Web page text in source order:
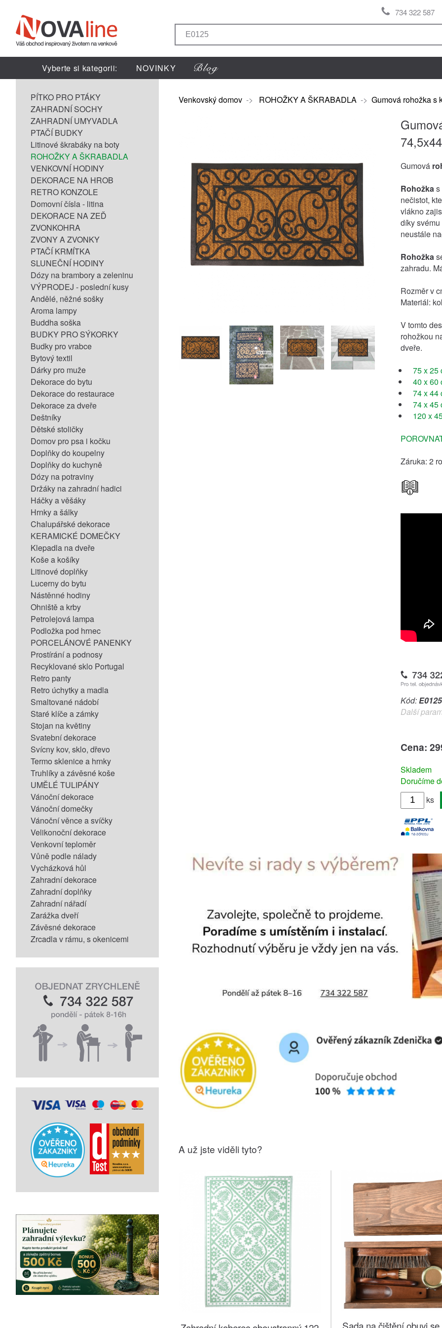
734 322 587
Vyberte si kategorii: NOVINKY
PÍTKO PRO PTÁKY
ZAHRADNÍ SOCHY
ZAHRADNÍ UMYVADLA
PTAČÍ BUDKY
Litinové škrabáky na boty
ROHOŽKY A ŠKRABADLA
VENKOVNÍ HODINY
DEKORACE NA HROB
RETRO KONZOLE
Domovní čísla - litina
DEKORACE NA ZEĎ
ZVONKOHRA
ZVONY A ZVONKY
PTAČÍ KRMÍTKA
SLUNEČNÍ HODINY
Dózy na brambory a zeleninu
VÝPRODEJ - poslední kusy
Andělé, něžné sošky
Aroma lampy
Buddha soška
BUDKY PRO SÝKORKY
Budky pro vrabce
Bytový textil
Dárky pro muže
Dekorace do bytu
Dekorace do restaurace
Dekorace za dveře
Deštníky
Dětské stoličky
Domov pro psa i kočku
Doplňky do koupelny
Doplňky do kuchyně
Dózy na potraviny
Držáky na zahradní hadici
Háčky a věšáky
Hrnky a šálky
Chalupářské dekorace
KERAMICKÉ DOMEČKY
Klepadla na dveře
Koše a košíky
Litinové doplňky
Lucerny do bytu
Nástěnné hodiny
Ohniště a krby
Petrolejová lampa
Podložka pod hrnec
PORCELÁNOVÉ PANENKY
Prostírání a podnosy
Recyklované sklo Portugal
Retro panty
Retro úchytky a madla
Smaltované nádobí
Staré klíče a zámky
Stojan na květiny
Svatební dekorace
Svícny kov, sklo, dřevo
Termo sklenice a hrnky
Truhlíky a závěsné koše
UMĚLÉ TULIPÁNY
Vánoční dekorace
Vánoční domečky
Vánoční věnce a svíčky
Velikonoční dekorace
Venkovní teploměr
Vůně podle nálady
Vycházková hůl
Zahradní dekorace
Zahradní doplňky
Zahradní nářadí
Zarážka dveří
Závěsné dekorace
Zrcadla v rámu, s okenicemi
Venkovský domov -> ROHOŽKY A ŠKRABADLA -> Gumová rohožka s
Gumová
Rohožkas
nečistot,
vlákno
díky
neustále
Rohožka
zahradu.
Rozměr v
Materiál:
V tomto
rohožkou
dveře.
75 x 25
40 x 60
74 x 44
74 x 45
120 x
Záruka: 2
Kód:E0125
Další
Cena:
Skladem
Doručíme
ks
A už jste viděli tyto?